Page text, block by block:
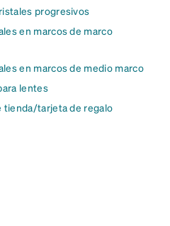
progresivos
en marcos de marco
en marcos de medio marco
lentes
tienda/tarjeta de regalo